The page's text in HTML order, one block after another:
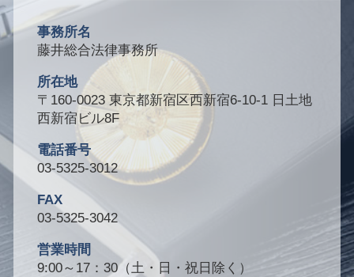
事務所名
藤井総合法律事務所
所在地
〒160-0023 東京都新宿区西新宿6-10-1 日土地
西新宿ビル8F
電話番号
03-5325-3012
FAX
03-5325-3042
営業時間
9:00～17：30（土・日・祝日除く）